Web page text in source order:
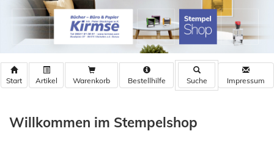
Warenkorb Bestellhilfe
Willkommen im Stempelshop